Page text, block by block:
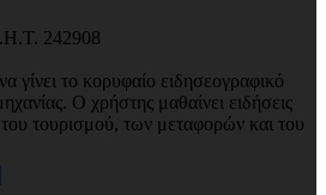
242908
γίνει το κορυφαίο ειδησεογραφικό
Ο χρήστης μαθαίνει ειδήσεις
τουρισμού, των μεταφορών και του